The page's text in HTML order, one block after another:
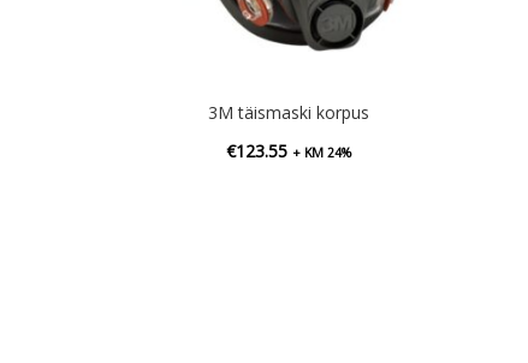
3M täismaski korpus
€123.55 + KM 24%